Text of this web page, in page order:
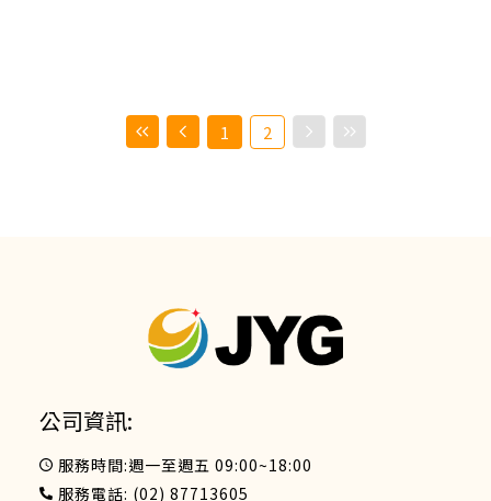
1 2
公司資訊:
服務時間:週一至週五 09:00~18:00
服務電話: (02) 87713605